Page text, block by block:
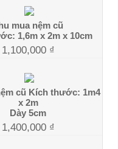
mua nệm cũ
1,6m x 2m x 10cm
1,100,000 ₫
cũ Kích thước: 1m4
x 2m
Dày 5cm
1,400,000 ₫